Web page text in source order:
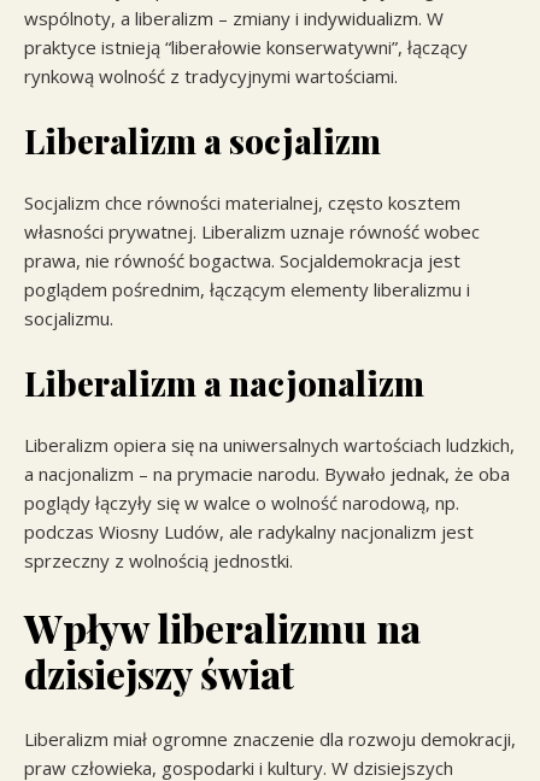
wspólnoty, a liberalizm – zmiany i indywidualizm. W
praktyce istnieją “liberałowie konserwatywni”, łączący
rynkową wolność z tradycyjnymi wartościami.
Liberalizm a socjalizm
Socjalizm chce równości materialnej, często kosztem
własności prywatnej. Liberalizm uznaje równość wobec
prawa, nie równość bogactwa. Socjaldemokracja jest
poglądem pośrednim, łączącym elementy liberalizmu i
socjalizmu.
Liberalizm a nacjonalizm
Liberalizm opiera się na uniwersalnych wartościach ludzkich,
a nacjonalizm – na prymacie narodu. Bywało jednak, że oba
poglądy łączyły się w walce o wolność narodową, np.
podczas Wiosny Ludów, ale radykalny nacjonalizm jest
sprzeczny z wolnością jednostki.
Wpływ liberalizmu na
dzisiejszy świat
Liberalizm miał ogromne znaczenie dla rozwoju demokracji,
praw człowieka, gospodarki i kultury. W dzisiejszych